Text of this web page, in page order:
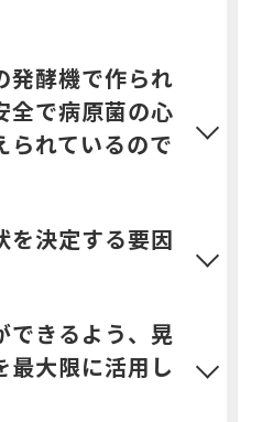
発酵機で作られ
全で病原菌の心
られているので
を決定する要因
できるよう、晃
最大限に活用し